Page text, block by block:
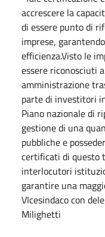
accrescere la
di essere punto di
imprese,
efficienza.Visto le
essere riconosciuti
amministrazione
parte di investitori
Piano nazionale di
gestione di una
pubbliche e
certificati di questo
interlocutori
garantire una
VIcesindaco con
Milighetti